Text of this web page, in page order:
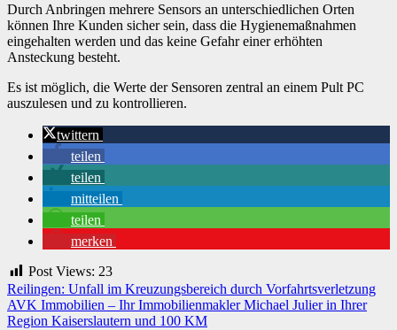
Durch Anbringen mehrere Sensors an unterschiedlichen Orten
können Ihre Kunden sicher sein, dass die Hygienemaßnahmen
eingehalten werden und das keine Gefahr einer erhöhten
Ansteckung besteht.
Es ist möglich, die Werte der Sensoren zentral an einem Pult PC
auszulesen und zu kontrollieren.
twittern
teilen
teilen
mitteilen
teilen
merken
Post Views: 23
Beitragsnavigation
Reilingen: Unfall im Kreuzungsbereich durch Vorfahrtsverletzung
AVK Immobilien – Ihr Immobilienmakler Michael Julier in Ihrer
Region Kaiserslautern und 100 KM